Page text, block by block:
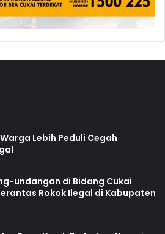
Lebih Peduli Cegah
undangan di Bidang Cukai
Rokok Ilegal di Kabupaten